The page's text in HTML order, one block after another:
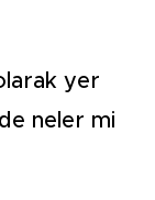
yer
neler mi